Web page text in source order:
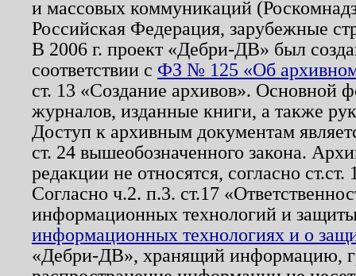
и массовых коммуникаций
Российская Федерация, зарубежные
В 2006 г. проект «Дебри-ДВ» был
соответствии с ФЗ № 125 «Об
ст. 13 «Создание архивов». Основной
журналов, изданные книги, а также
Доступ к архивным документам
ст. 24 вышеобозначенного закона.
редакции не относятся, согласно
Согласно ч.2. п.3. ст.17
информационных технологий и
информационных технологиях и о
«Дебри-ДВ», хранящий информацию,